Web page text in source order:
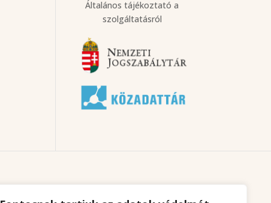
Általános tájékoztató a
szolgáltatásról